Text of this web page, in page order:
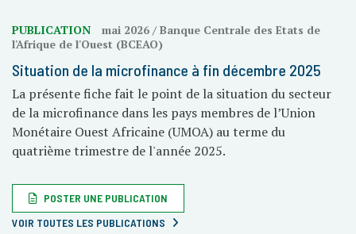
PUBLICATION mai 2026 / Banque Centrale des Etats de
l'Afrique de l'Ouest (BCEAO)
Situation de la microfinance à fin décembre 2025
La présente fiche fait le point de la situation du secteur
de la microfinance dans les pays membres de l’Union
Monétaire Ouest Africaine (UMOA) au terme du
quatrième trimestre de l'année 2025.
POSTER UNE PUBLICATION
VOIR TOUTES LES PUBLICATIONS